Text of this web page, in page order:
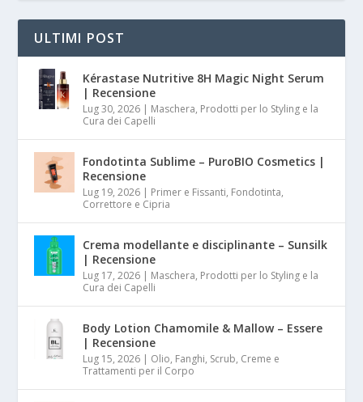
ULTIMI POST
Kérastase Nutritive 8H Magic Night Serum
| Recensione
Lug 30, 2026 | Maschera, Prodotti per lo Styling e la
Cura dei Capelli
Fondotinta Sublime – PuroBIO Cosmetics |
Recensione
Lug 19, 2026 | Primer e Fissanti, Fondotinta,
Correttore e Cipria
Crema modellante e disciplinante – Sunsilk
| Recensione
Lug 17, 2026 | Maschera, Prodotti per lo Styling e la
Cura dei Capelli
Body Lotion Chamomile & Mallow – Essere
| Recensione
Lug 15, 2026 | Olio, Fanghi, Scrub, Creme e
Trattamenti per il Corpo